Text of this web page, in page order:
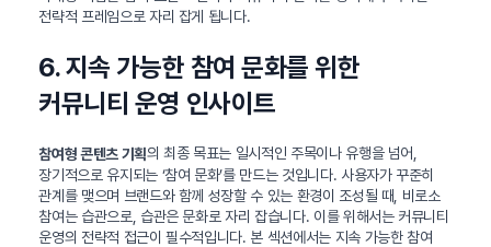
전략적 프레임으로 자리 잡게 됩니다.
6. 지속 가능한 참여 문화를 위한
커뮤니티 운영 인사이트
참여형 콘텐츠 기획의 최종 목표는 일시적인 주목이나 유행을 넘어,
장기적으로 유지되는 ‘참여 문화’를 만드는 것입니다. 사용자가 꾸준히
관계를 맺으며 브랜드와 함께 성장할 수 있는 환경이 조성될 때, 비로소
참여는 습관으로, 습관은 문화로 자리 잡습니다. 이를 위해서는 커뮤니티
운영의 전략적 접근이 필수적입니다. 본 섹션에서는 지속 가능한 참여